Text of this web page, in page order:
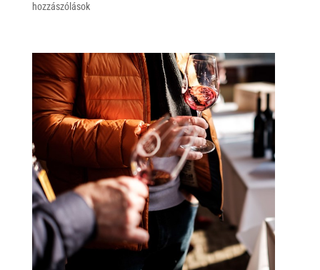
hozzászólások